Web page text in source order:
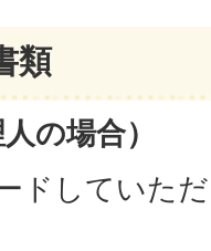
類
の場合）
ドしていた